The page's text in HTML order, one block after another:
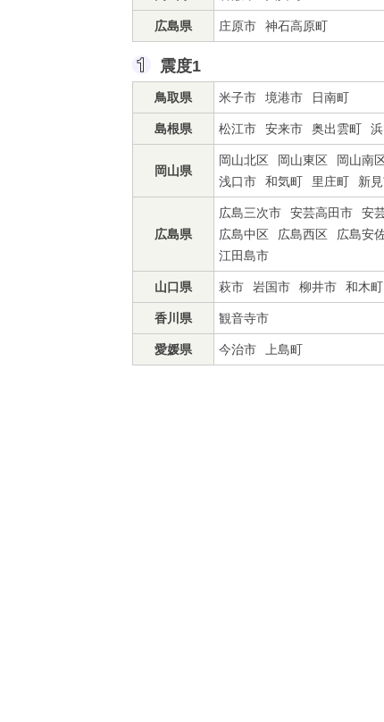
広島県 庄原市 神石高原町
震度1
鳥取県 米子市 境港市 日南町
島根県 松江市 安来市 奥出雲町
岡山県
岡山北区 岡山東区 岡山南
浅口市
和気町 里庄町 新
広島県
広島三次市 安芸高田市 安
広島中区
広島西区 広島安
江田島市
山口県 萩市 岩国市 柳井市 和木町
香川県 観音寺市
愛媛県 今治市 上島町